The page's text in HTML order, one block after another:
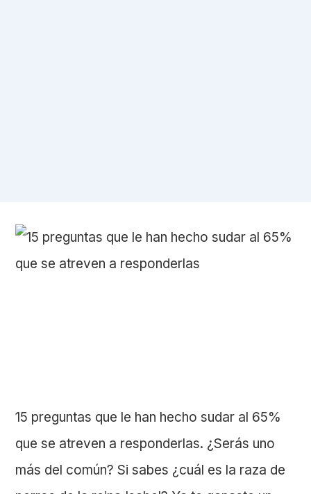
15 preguntas que le han hecho sudar al 65%
que se atreven a responderlas. ¿Serás uno
más del común? Si sabes ¿cuál es la raza de